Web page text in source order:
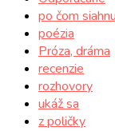
po čom
poézia
Próza, dráma
recenzie
rozhovory
ukáž sa
z poličky